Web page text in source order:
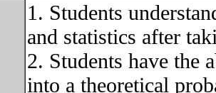
1. Students
and statistics after
2. Students have the
into a theoretical